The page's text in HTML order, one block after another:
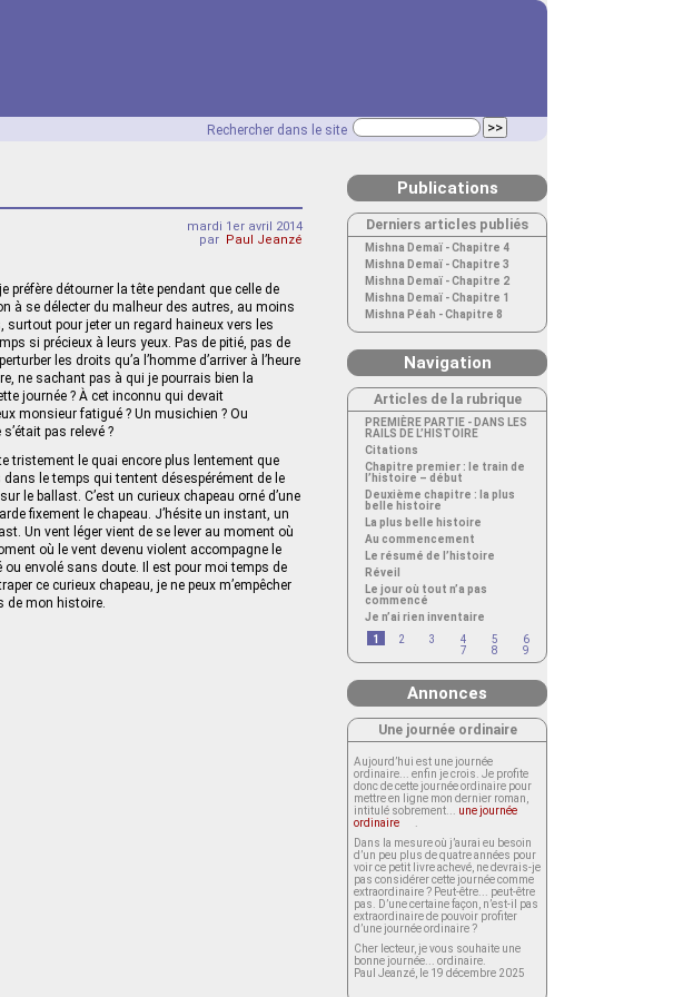
Rechercher dans le site
mardi 1er avril 2014
par Paul Jeanzé
détourner la tête pendant que celle de
à se délecter du malheur des autres, au moins
surtout pour jeter un regard haineux vers les
si précieux à leurs yeux. Pas de pitié, pas de
les droits qu’a l’homme d’arriver à l’heure
ne sachant pas à qui je pourrais bien la
journée ? À cet inconnu qui devait
monsieur fatigué ? Un musichien ? Ou
pas relevé ?
tristement le quai encore plus lentement que
le temps qui tentent désespérément de le
le ballast. C’est un curieux chapeau orné d’une
fixement le chapeau. J’hésite un instant, un
Un vent léger vient de se lever au moment où
où le vent devenu violent accompagne le
ou envolé sans doute. Il est pour moi temps de
ce curieux chapeau, je ne peux m’empêcher
de mon histoire.
Publications
Derniers articles publiés
Mishna Demaï - Chapitre 4
Mishna Demaï - Chapitre 3
Mishna Demaï - Chapitre 2
Mishna Demaï - Chapitre 1
Mishna Péah - Chapitre 8
Navigation
Articles de la rubrique
PREMIÈRE PARTIE - DANS LES
RAILS DE L’HISTOIRE
Citations
Chapitre premier : le train de
l’histoire – début
Deuxième chapitre : la plus
belle histoire
La plus belle histoire
Au commencement
Le résumé de l’histoire
Réveil
Le jour où tout n’a pas
commencé
Je n’ai rien inventaire
1
2 3 4 5
6
7
8 9
Annonces
Une journée ordinaire
Aujourd’hui est une journée
ordinaire... enfin je crois. Je profite
donc de cette journée ordinaire pour
mettre en ligne mon dernier roman,
intitulé sobrement... une journée
ordinaire
Dans la mesure où j’aurai eu besoin
d’un peu plus de quatre années pour
voir ce petit livre achevé, ne devrais-je
pas considérer cette journée comme
extraordinaire ? Peut-être... peut-être
pas. D’une certaine façon, n’est-il pas
extraordinaire de pouvoir profiter
d’une journée ordinaire ?
Cher lecteur, je vous souhaite une
bonne journée... ordinaire.
Paul Jeanzé, le 19 décembre 2025